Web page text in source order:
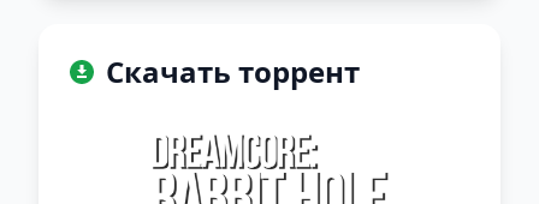
Скачать торрент